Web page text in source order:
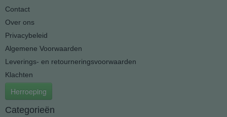
Contact
Over ons
Privacybeleid
Algemene Voorwaarden
Leverings- en retourneringsvoorwaarden
Klachten
Herroeping
Categorieën